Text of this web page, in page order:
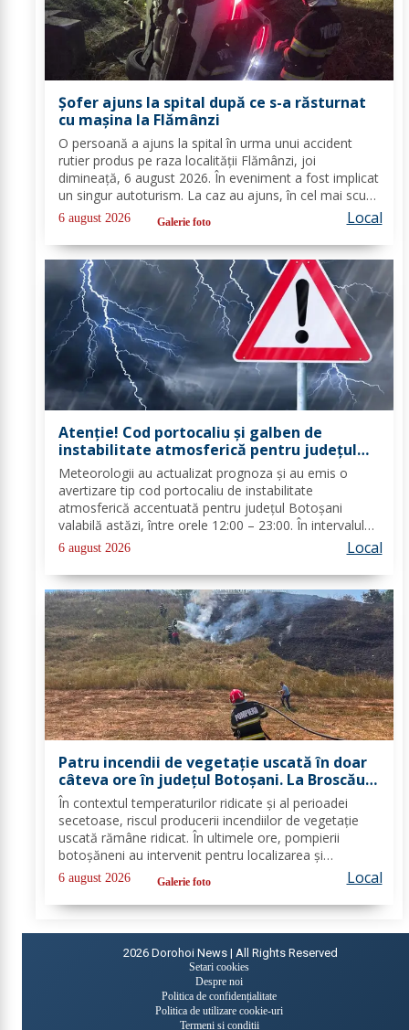
Șofer ajuns la spital după ce s-a răsturnat
cu mașina la Flămânzi
O persoană a ajuns la spital în urma unui accident
rutier produs pe raza localității Flămânzi, joi
dimineață, 6 august 2026. În eveniment a fost implicat
un singur autoturism. La caz au ajuns, în cel mai scurt
timp, pompierii din cadrul Punctului de Lucru Flămânzi,
cu o autospecială de stingere și...
6 august 2026 Galerie foto Local
Atenție! Cod portocaliu și galben de
instabilitate atmosferică pentru județul
Botoșani
Meteorologii au actualizat prognoza și au emis o
avertizare tip cod portocaliu de instabilitate
atmosferică accentuată pentru județul Botoșani
valabilă astăzi, între orele 12:00 – 23:00. În intervalul
menționat vor fi perioade cu instabilitate atmosferică
accentuată ce se va manifesta prin...
6 august 2026 Local
Patru incendii de vegetație uscată în doar
câteva ore în județul Botoșani. La Broscăuți
a ars un hectar de vegetație
În contextul temperaturilor ridicate și al perioadei
secetoase, riscul producerii incendiilor de vegetație
uscată rămâne ridicat. În ultimele ore, pompierii
botoșăneni au intervenit pentru localizarea și
lichidarea a patru incendii de vegetație uscată,
produse în următoarele localități: Broscăuți –...
6 august 2026 Galerie foto Local
2026 Dorohoi News | All Rights Reserved
Setari cookies
Despre noi
Politica de confidențialitate
Politica de utilizare cookie-uri
Termeni și condiții